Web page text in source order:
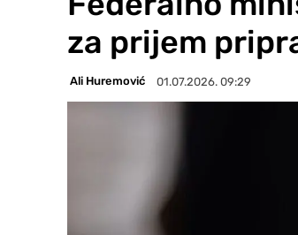
za prijem
Ali Huremović 01.07.2026. 09:29